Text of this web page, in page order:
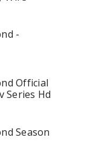
-
Official
Series Hd
Season